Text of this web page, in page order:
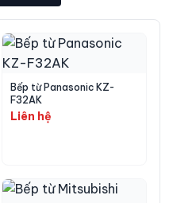
HT-N8STWF
VIP
nhập khẩu trực
Hotline
Bàng, Hải Phòng
Bếp từ Panasonic KZ-
F32AK
Liên hệ